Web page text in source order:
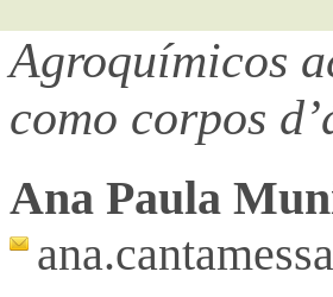
Agroquímicos
como corpos
Ana Paula